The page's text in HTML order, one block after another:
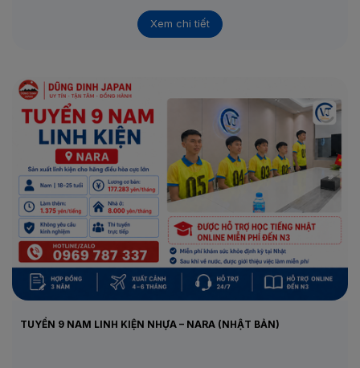
Chăm sóc, hỗ trợ người cao tuổi
Đang tuyển
Xem chi tiết
TUYỂN 9 NAM LINH KIỆN NHỰA – NARA (NHẬT BẢN)